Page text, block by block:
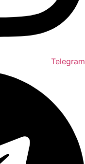
Telegram